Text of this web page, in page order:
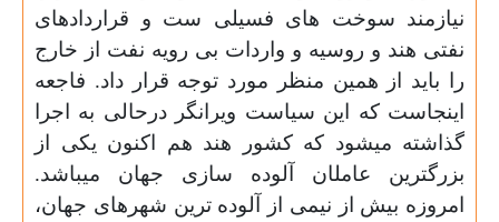
نيازمند سوخت هاى فسيلى ست و قراردادهاى
نفتى هند و روسيه و واردات بى رويه نفت از خارج
را بايد از همين منظر مورد توجه قرار داد. فاجعه
اينجاست كه اين سياست ويرانگر درحالى به اجرا
گذاشته ميشود كه كشور هند هم اكنون يكى از
بزرگترين عاملان آلوده سازى جهان ميباشد.
امروزه بيش از نيمى از آلوده ترين شهرهاى جهان،